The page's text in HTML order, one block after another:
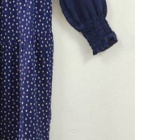
先享後付」服務完成之交
並將交易相關給付款項請求債
址：
監護人之同意方可使用
起之損失，本公司不負相關責
別帳號之用戶狀況，依本公司即
之情形，本公司將視審查結果